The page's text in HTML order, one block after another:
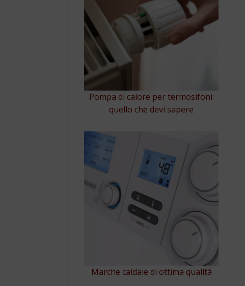
Pompa di calore per termosifoni:
quello che devi sapere
Marche caldaie di ottima qualità